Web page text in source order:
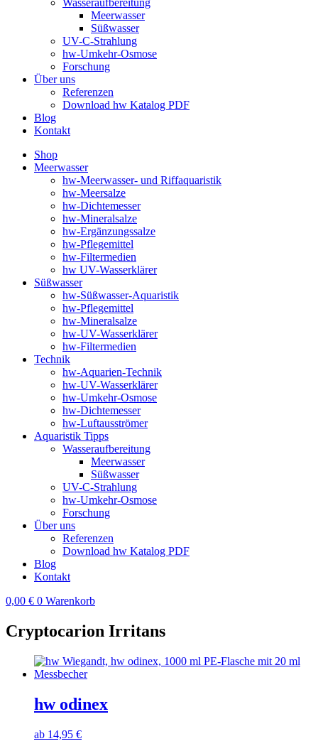
Wasseraufbereitung
Meerwasser
Süßwasser
UV-C-Strahlung
hw-Umkehr-Osmose
Forschung
Über uns
Referenzen
Download hw Katalog PDF
Blog
Kontakt
Shop
Meerwasser
hw-Meerwasser- und Riffaquaristik
hw-Meersalze
hw-Dichtemesser
hw-Mineralsalze
hw-Ergänzungssalze
hw-Pflegemittel
hw-Filtermedien
hw UV-Wasserklärer
Süßwasser
hw-Süßwasser-Aquaristik
hw-Pflegemittel
hw-Mineralsalze
hw-UV-Wasserklärer
hw-Filtermedien
Technik
hw-Aquarien-Technik
hw-UV-Wasserklärer
hw-Umkehr-Osmose
hw-Dichtemesser
hw-Luftausströmer
Aquaristik Tipps
Wasseraufbereitung
Meerwasser
Süßwasser
UV-C-Strahlung
hw-Umkehr-Osmose
Forschung
Über uns
Referenzen
Download hw Katalog PDF
Blog
Kontakt
0,00 € 0 Warenkorb
Cryptocarion Irritans
hw odinex
ab 14,95 €